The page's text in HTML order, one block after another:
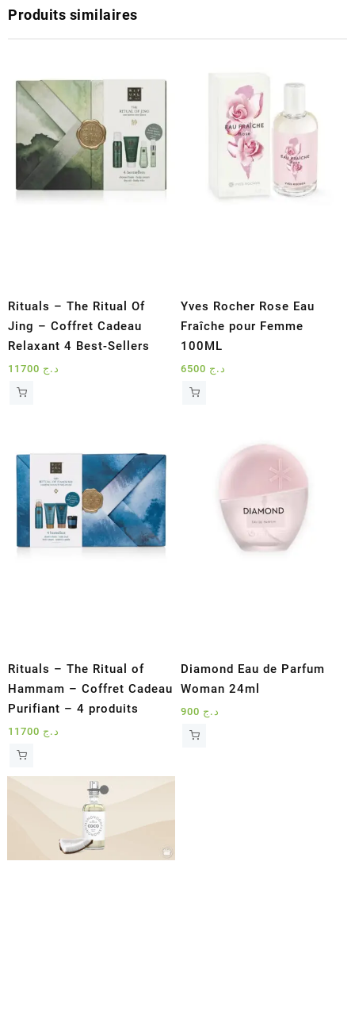
Produits similaires
Rituals – The Ritual Of
Jing – Coffret Cadeau
Relaxant 4 Best-Sellers
د.ج
Yves Rocher Rose Eau
Fraîche pour Femme
100ML
د.ج
Rituals – The Ritual of
Hammam – Coffret Cadeau
Purifiant – 4 produits
د.ج
Diamond Eau de Parfum
Woman 24ml
د.ج